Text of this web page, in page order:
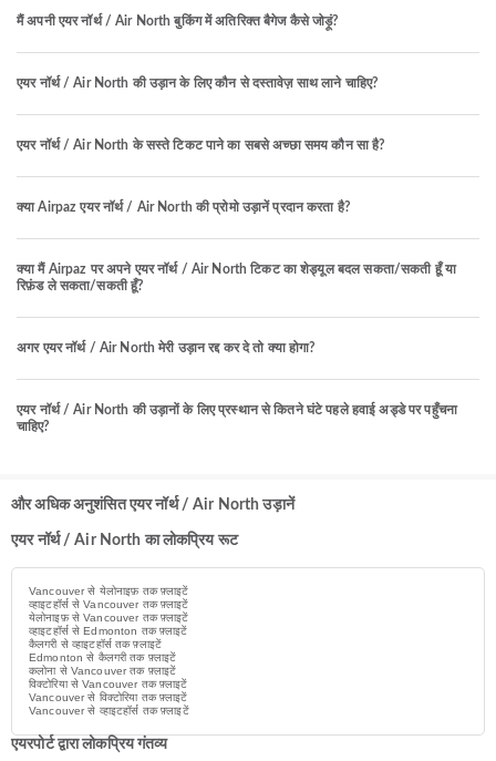
मैं अपनी एयर नॉर्थ / Air North बुकिंग में अतिरिक्त बैगेज कैसे जोड़ूं?
एयर नॉर्थ / Air North की उड़ान के लिए कौन से दस्तावेज़ साथ लाने चाहिए?
एयर नॉर्थ / Air North के सस्ते टिकट पाने का सबसे अच्छा समय कौन सा है?
क्या Airpaz एयर नॉर्थ / Air North की प्रोमो उड़ानें प्रदान करता है?
क्या मैं Airpaz पर अपने एयर नॉर्थ / Air North टिकट का शेड्यूल बदल सकता/सकती हूँ या
रिफ़ंड ले सकता/सकती हूँ?
अगर एयर नॉर्थ / Air North मेरी उड़ान रद्द कर दे तो क्या होगा?
एयर नॉर्थ / Air North की उड़ानों के लिए प्रस्थान से कितने घंटे पहले हवाई अड्डे पर पहुँचना
चाहिए?
और अधिक अनुशंसित एयर नॉर्थ / Air North उड़ानें
एयर नॉर्थ / Air North का लोकप्रिय रूट
Vancouver से येलोनाइफ़ तक फ़्लाइटें
व्हाइटहॉर्स से Vancouver तक फ़्लाइटें
येलोनाइफ़ से Vancouver तक फ़्लाइटें
व्हाइटहॉर्स से Edmonton तक फ़्लाइटें
कैलगरी से व्हाइटहॉर्स तक फ़्लाइटें
Edmonton से कैलगरी तक फ़्लाइटें
कलोना से Vancouver तक फ़्लाइटें
विक्टोरिया से Vancouver तक फ़्लाइटें
Vancouver से विक्टोरिया तक फ़्लाइटें
Vancouver से व्हाइटहॉर्स तक फ़्लाइटें
एयरपोर्ट द्वारा लोकप्रिय गंतव्य